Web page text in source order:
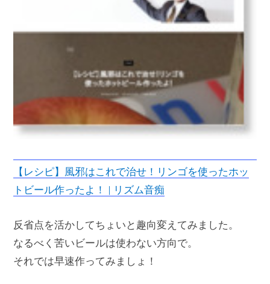
【レシピ】風邪はこれで治せ！リンゴを使ったホッ
トビール作ったよ！ | リズム音痴
反省点を活かしてちょいと趣向変えてみました。
なるべく苦いビールは使わない方向で。
それでは早速作ってみましょ！